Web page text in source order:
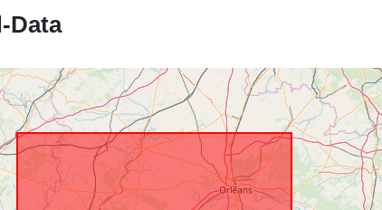
Data
uriRef: